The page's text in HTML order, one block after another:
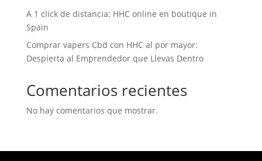
A 1 click de distancia: HHC online en boutique in
Spain
Comprar vapers Cbd con HHC al por mayor:
Despierta al Emprendedor que Llevas Dentro
Comentarios recientes
No hay comentarios que mostrar.